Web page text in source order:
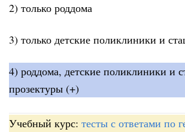
2) только роддома
3) только детские поликлиники и
4) роддома, детские поликлиники и
прозектуры (+)
Учебный курс: тесты с ответами по